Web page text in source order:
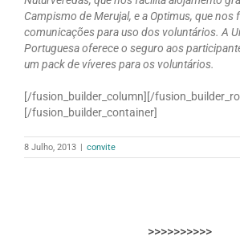
Campismo de Merujal, e a Optimus, que nos
comunicações para uso dos voluntários. A
Portuguesa oferece o seguro aos
um pack de víveres para os voluntários.
[/fusion_builder_column][/
[/fusion_builder_container]
8 Julho, 2013 | convite
>>>>>>>>>>